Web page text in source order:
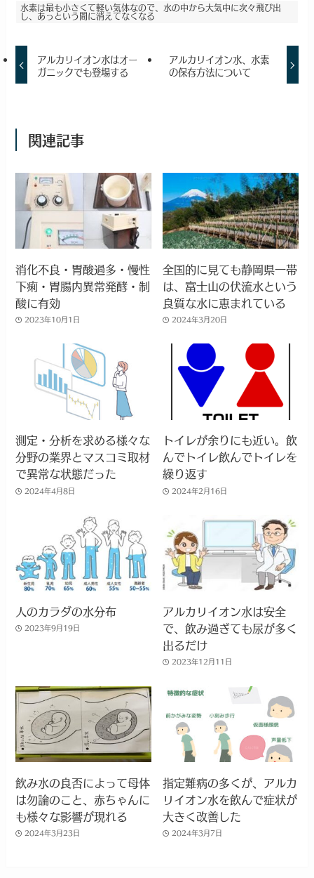
水素は最も小さくて軽い気体なので、水の中から大気中に次々飛び出
し、あっという間に消えてなくなる
アルカリイオン水はオー
ガニックでも登場する
アルカリイオン水、水素
の保存方法について
関連記事
消化不良・胃酸過多・慢性
下痢・胃腸内異常発酵・制
酸に有効
2023年10月1日
全国的に見ても静岡県一帯
は、富士山の伏流水という
良質な水に恵まれている
2024年3月20日
測定・分析を求める様々な
分野の業界とマスコミ取材
で異常な状態だった
2024年4月8日
トイレが余りにも近い。飲
んでトイレ飲んでトイレを
繰り返す
2024年2月16日
人のカラダの水分布
2023年9月19日
アルカリイオン水は安全
で、飲み過ぎても尿が多く
出るだけ
2023年12月11日
飲み水の良否によって母体
は勿論のこと、赤ちゃんに
も様々な影響が現れる
2024年3月23日
指定難病の多くが、アルカ
リイオン水を飲んで症状が
大きく改善した
2024年3月7日